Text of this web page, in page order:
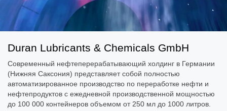
Duran Lubricants & Chemicals GmbH
Современный нефтеперерабатывающий холдинг в Германии
(Нижняя Саксония) представляет собой полностью
автоматизированное производство по переработке нефти и
нефтепродуктов с ежедневной производственной мощностью
до 100 000 контейнеров объемом от 250 мл до 1000 литров.